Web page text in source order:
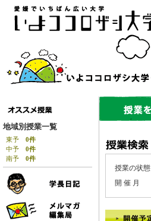
地域別授業一覧
東予 0件
中予 0件
南予 0件
授業の状態
開 催 月